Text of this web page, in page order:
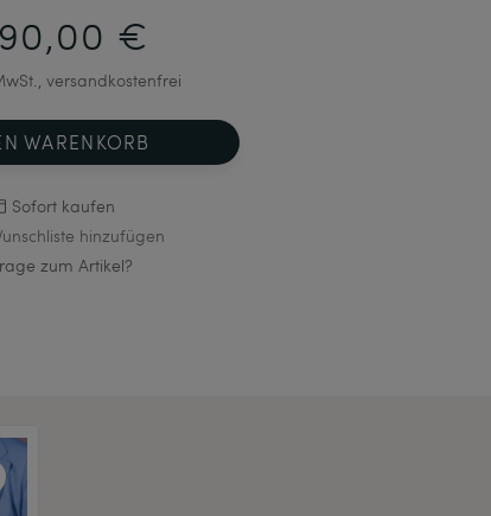
€
versandkostenfrei
WARENKORB
Sofort kaufen
hinzufügen
zum Artikel?